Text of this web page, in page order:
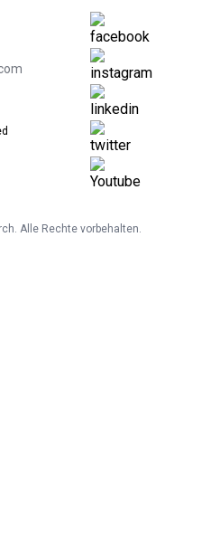
Alle Rechte vorbehalten.